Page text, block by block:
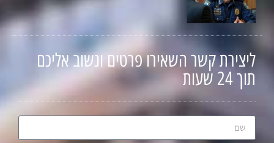
ליצירת קשר השאירו פרטים ונשוב אליכם
תוך 24 שעות